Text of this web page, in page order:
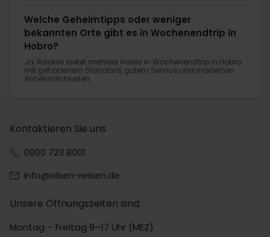
Welche Geheimtipps oder weniger
bekannten Orte gibt es in Wochenendtrip in
Hobro?
Ja, Risskov bietet mehrere Hotels in Wochenendtrip in Hobro
mit gehobenem Standard, gutem Service und modernen
Annehmlichkeiten.
Kontaktieren Sie uns
0800 723 8001
info@olsen-reisen.de
Unsere Öffnungszeiten sind:
Montag – Freitag 9–17 Uhr (MEZ)